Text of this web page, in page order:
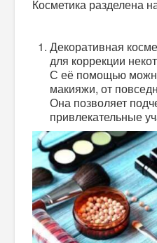
Косметика разделена
Декоративная
для коррекции
С её помощью
макияжи, от
Она позволяет
привлекательные